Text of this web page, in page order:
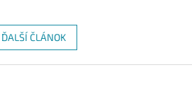
ĎALŠÍ ČLÁNOK